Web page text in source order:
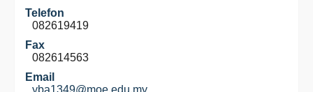
Telefon
082619419
Fax
082614563
Email
yba1349@moe.edu.my